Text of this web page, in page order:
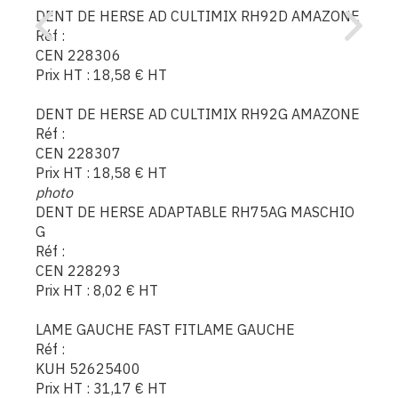
DENT DE HERSE AD CULTIMIX RH92D AMAZONE
Réf :
CEN 228306
Prix HT : 18,58 € HT
DENT DE HERSE AD CULTIMIX RH92G AMAZONE
Réf :
CEN 228307
Prix HT : 18,58 € HT
photo
DENT DE HERSE ADAPTABLE RH75AG MASCHIO
G
Réf :
CEN 228293
Prix HT : 8,02 € HT
LAME GAUCHE FAST FITLAME GAUCHE
Réf :
KUH 52625400
Prix HT : 31,17 € HT